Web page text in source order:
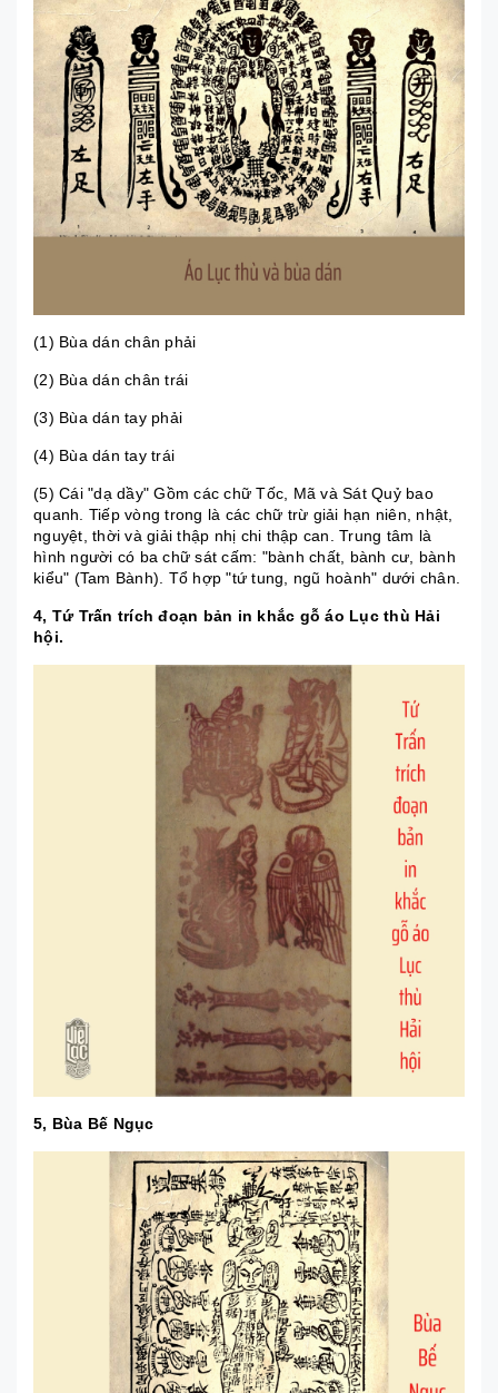
(1) Bùa dán chân phải
(2) Bùa dán chân trái
(3) Bùa dán tay phải
(4) Bùa dán tay trái
(5) Cái "dạ dầy" Gồm các chữ Tốc, Mã và Sát Quỷ bao
quanh. Tiếp vòng trong là các chữ trừ giải hạn niên, nhật,
nguyệt, thời và giải thập nhị chi thập can. Trung tâm là
hình người có ba chữ sát cấm: "bành chất, bành cư, bành
kiểu" (Tam Bành). Tổ hợp "tứ tung, ngũ hoành" dưới chân.
4, Tứ Trấn trích đoạn bản in khắc gỗ áo Lục thù Hải
hội.
5, Bùa Bế Ngục